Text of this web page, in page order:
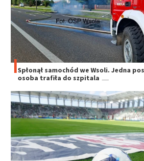
Spłonął samochód we Wsoli. Jedna
osoba trafiła do szpitala